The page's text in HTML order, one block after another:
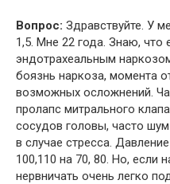
Вопрос: Здравствуйте. У
1,5. Мне 22 года. Знаю, что
эндотрахеальным
боязнь наркоза, момента
возможных осложнений.
пролапс митрального
сосудов головы, часто
в случае стресса.
100,110 на 70, 80. Но, если
нервничать очень легко